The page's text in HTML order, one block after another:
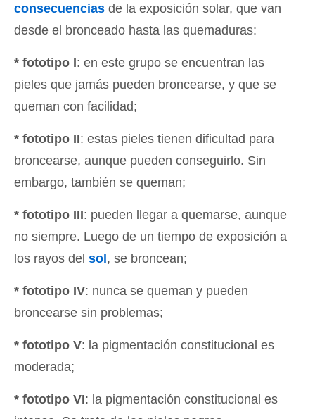
consecuencias de la exposición solar, que van
desde el bronceado hasta las quemaduras:
* fototipo I: en este grupo se encuentran las
pieles que jamás pueden broncearse, y que se
queman con facilidad;
* fototipo II: estas pieles tienen dificultad para
broncearse, aunque pueden conseguirlo. Sin
embargo, también se queman;
* fototipo III: pueden llegar a quemarse, aunque
no siempre. Luego de un tiempo de exposición a
los rayos del sol , se broncean;
* fototipo IV: nunca se queman y pueden
broncearse sin problemas;
* fototipo V: la pigmentación constitucional es
moderada;
* fototipo VI: la pigmentación constitucional es